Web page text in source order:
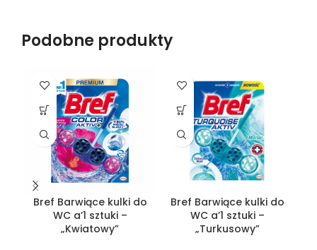
Podobne produkty
Bref Barwiące kulki do
WC a’1 sztuki –
„Kwiatowy”
Bref Barwiące kulki do
WC a’1 sztuki –
„Turkusowy”